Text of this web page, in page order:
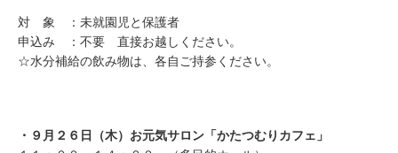
対 象 ：未就園児と保護者
申込み ：不要 直接お越しください。
☆水分補給の飲み物は、各自ご持参ください。
・９月２６日（木）お元気サロン「かたつむりカフェ」